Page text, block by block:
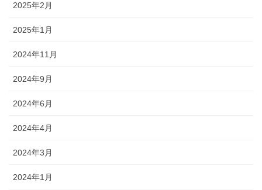
2025年2月
2025年1月
2024年11月
2024年9月
2024年6月
2024年4月
2024年3月
2024年1月